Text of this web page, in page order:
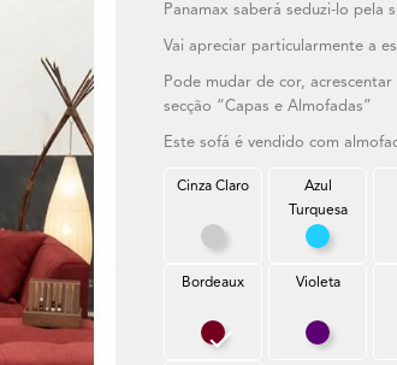
Panamax saberá seduzi-lo pela
Vai apreciar particularmente a
Pode mudar de cor,
secção “Capas e Almofadas”
Este sofá é vendido com
Cinza Claro
Azul
Turquesa
Azul
Bordeaux
Bordeaux
Violeta
Violeta